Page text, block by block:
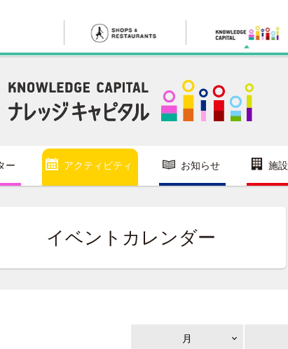
ー アクティビティ お知らせ 施
イベントカレンダー
月